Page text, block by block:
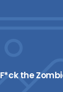
F*ck the